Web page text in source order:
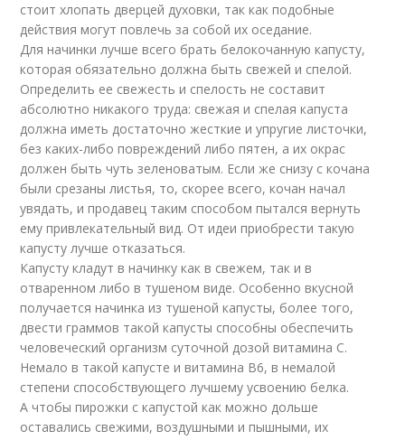
стоит хлопать дверцей духовки, так как подобные
действия могут повлечь за собой их оседание.
Для начинки лучше всего брать белокочанную капусту,
которая обязательно должна быть свежей и спелой.
Определить ее свежесть и спелость не составит
абсолютно никакого труда: свежая и спелая капуста
должна иметь достаточно жесткие и упругие листочки,
без каких-либо повреждений либо пятен, а их окрас
должен быть чуть зеленоватым. Если же снизу с кочана
были срезаны листья, то, скорее всего, кочан начал
увядать, и продавец таким способом пытался вернуть
ему привлекательный вид. От идеи приобрести такую
капусту лучше отказаться.
Капусту кладут в начинку как в свежем, так и в
отваренном либо в тушеном виде. Особенно вкусной
получается начинка из тушеной капусты, более того,
двести граммов такой капусты способны обеспечить
человеческий организм суточной дозой витамина C.
Немало в такой капусте и витамина B6, в немалой
степени способствующего лучшему усвоению белка.
А чтобы пирожки с капустой как можно дольше
оставались свежими, воздушными и пышными, их